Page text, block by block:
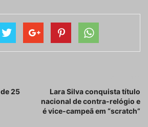
25
Lara Silva conquista título
nacional de contra-relógio e
é vice-campeã em “scratch”